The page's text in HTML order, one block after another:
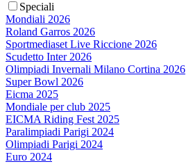
Speciali
Mondiali 2026
Roland Garros 2026
Sportmediaset Live Riccione 2026
Scudetto Inter 2026
Olimpiadi Invernali Milano Cortina 2026
Super Bowl 2026
Eicma 2025
Mondiale per club 2025
EICMA Riding Fest 2025
Paralimpiadi Parigi 2024
Olimpiadi Parigi 2024
Euro 2024